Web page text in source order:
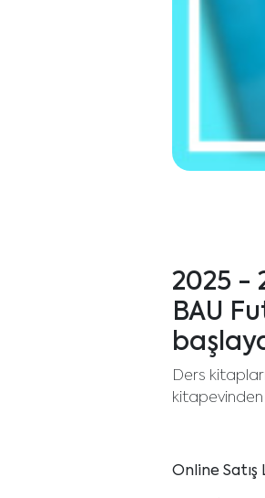
2025 -
BAU
Ders
kitapevinden
Online Satış